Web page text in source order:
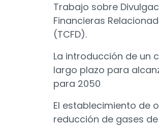
Trabajo sobre
Financieras
(TCFD).
La introducción de un
largo plazo para
para 2050
El establecimiento de
reducción de gases